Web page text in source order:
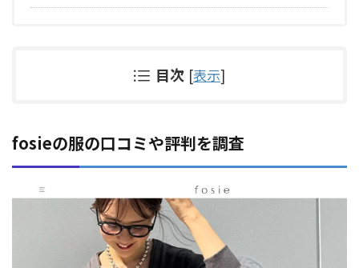
目次 [表示]
fosieの服の口コミや評判を調査